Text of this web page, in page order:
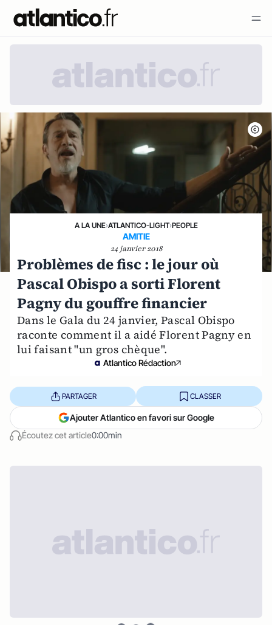
A LA UNE›ATLANTICO-LIGHT›PEOPLE
AMITIE
24 janvier 2018
Problèmes de fisc : le jour où
Pascal Obispo a sorti Florent
Pagny du gouffre financier
Dans le Gala du 24 janvier, Pascal Obispo
raconte comment il a aidé Florent Pagny en
lui faisant "un gros chèque".
Atlantico Rédaction
Écoutez cet article0:00min
PARTAGER CLASSER
Ajouter Atlantico en favori sur Google